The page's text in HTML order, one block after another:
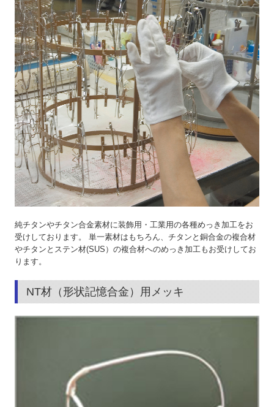
2026年 営業カレンダー
純チタンやチタン合金素材に装飾用・工業用の各種めっき加工をお
受けしております。 単一素材はもちろん、チタンと銅合金の複合材
やチタンとステン材(SUS）の複合材へのめっき加工もお受けしてお
ります。
NT材（形状記憶合金）用メッキ